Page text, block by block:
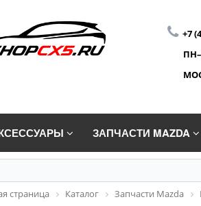
+7
ЗАПЧАСТИ MAZDA
страница Каталог Запчасти Mazda